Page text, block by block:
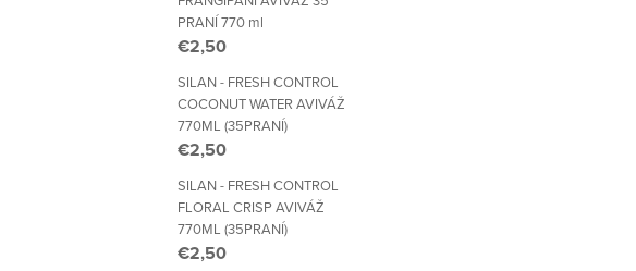
PRANÍ 770 ml
€2,50
SILAN - FRESH CONTROL
COCONUT WATER AVIVÁŽ
770ML (35PRANÍ)
€2,50
SILAN - FRESH CONTROL
FLORAL CRISP AVIVÁŽ
770ML (35PRANÍ)
€2,50